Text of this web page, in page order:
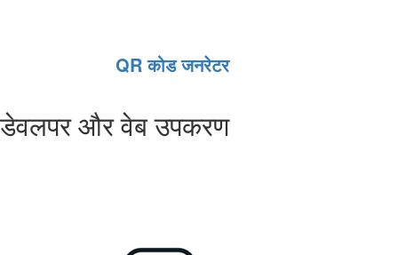
QR कोड जनरेटर
डेवलपर और वेब उपकरण